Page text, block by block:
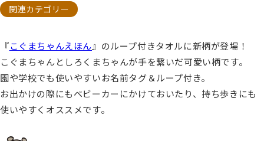
関連カテゴリー
『こぐまちゃんえほん』のループ付きタオルに新柄が登場！
こぐまちゃんとしろくまちゃんが手を繋いだ可愛い柄です。
園や学校でも使いやすいお名前タグ＆ループ付き。
お出かけの際にもベビーカーにかけておいたり、持ち歩きにも
使いやすくオススメです。